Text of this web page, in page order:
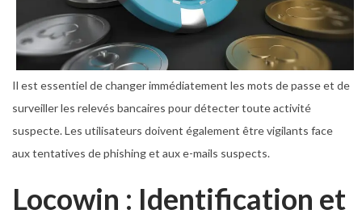
Il est essentiel de changer immédiatement les mots de passe et de
surveiller les relevés bancaires pour détecter toute activité
suspecte. Les utilisateurs doivent également être vigilants face
aux tentatives de phishing et aux e-mails suspects.
Locowin : Identification et